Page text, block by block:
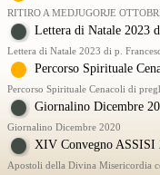
RITIRO A MEDJUGORJE
Lettera di Natale 2023
Lettera di Natale 2023 di p.
Percorso Spirituale
Percorso Spirituale Cenacoli di
Giornalino Dicembre
Giornalino Dicembre 2020
XIV Convegno ASSISI
Apostoli della Divina Misericordia